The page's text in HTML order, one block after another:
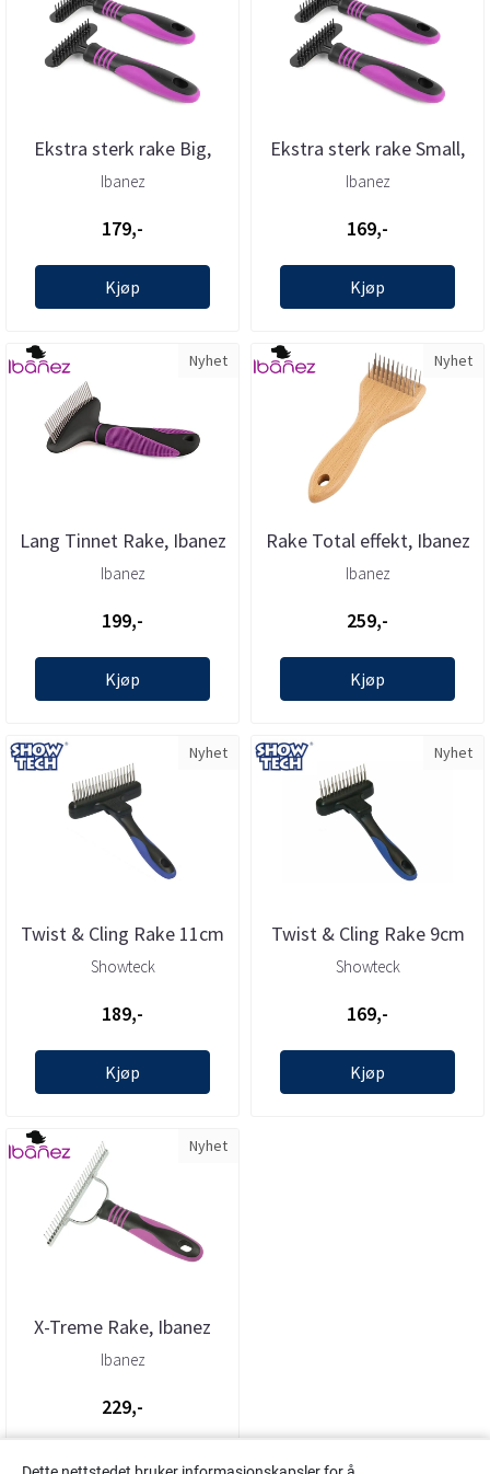
Ekstra sterk rake Big,
Ibanez
Ibanez
179,-
Kjøp
Ekstra sterk rake Small,
Ibanez
Ibanez
169,-
Kjøp
Nyhet
Lang Tinnet Rake, Ibanez
Ibanez
199,-
Kjøp
Nyhet
Rake Total effekt, Ibanez
Ibanez
259,-
Kjøp
Nyhet
Twist & Cling Rake 11cm
Dematting Comb, Show
Showteck
189,-
Kjøp
Nyhet
Twist & Cling Rake 9cm
Dematting Comb, Show
Showteck
169,-
Kjøp
Nyhet
X-Treme Rake, Ibanez
Ibanez
229,-
Kjøp